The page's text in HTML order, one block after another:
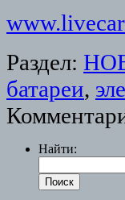
Раздел:
батареи,
Найти: